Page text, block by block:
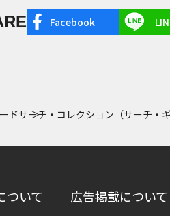
Facebook
ドサーチ・コレクション（サーチ・ギ
ついて 広告掲載について